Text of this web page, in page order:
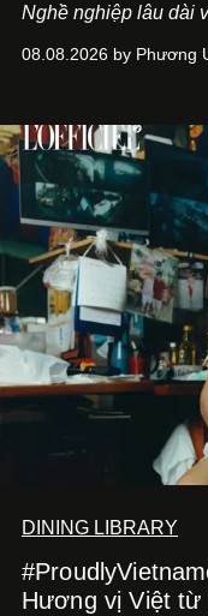
Nghề nghiệp lâu dài
08.08.2026 by Phương
DINING LIBRARY
Hương vị Việt